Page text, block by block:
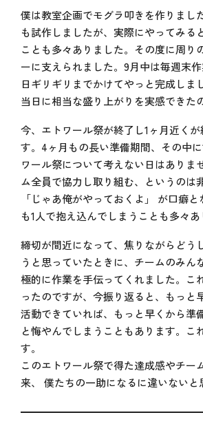
僕は教室企画でモグラ叩きを作りまし
も試作しましたが、実際にやってみる
ことも多々ありました。その度に周り
ーに支えられました。9月中は毎週末
日ギリギリまでかけてやっと完成しま
当日に相当な盛り上がりを実感できた
今、エトワール祭が終了し1ヶ月近く
す。4ヶ月もの長い準備期間、その中
ワール祭について考えない日はありま
ム全員で協力し取り組む、というのは
「じゃあ俺がやっておくよ」 が口癖
も1人で抱え込んでしまうことも多々あ
締切が間近になって、焦りながらどう
うと思っていたときに、チームのみん
極的に作業を手伝ってくれました。こ
ったのですが、今振り返ると、もっと
活動できていれば、もっと早くから準
と悔やんでしまうこともあります。こ
す。
このエトワール祭で得た達成感やチー
来、 僕たちの一助になるに違いないと